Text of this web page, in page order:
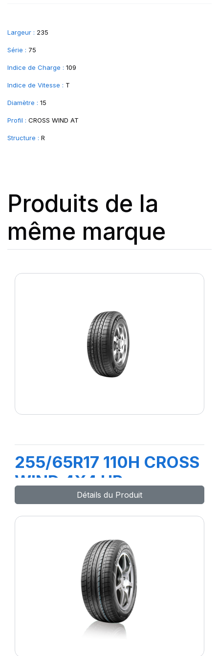
Largeur : 235
Série : 75
Indice de Charge : 109
Indice de Vitesse : T
Diamètre : 15
Profil : CROSS WIND AT
Structure : R
Produits de la
même marque
255/65R17 110H CROSS
WIND 4X4 HP
Détails du Produit